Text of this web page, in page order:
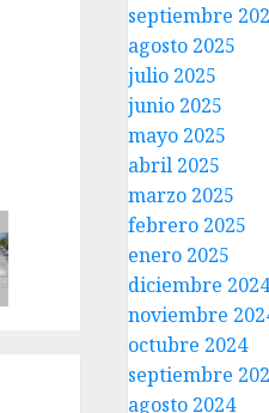
septiembre
agosto 2025
julio 2025
junio 2025
mayo 2025
abril 2025
marzo 2025
febrero 2025
enero 2025
diciembre 2024
noviembre
octubre 2024
septiembre
agosto 2024